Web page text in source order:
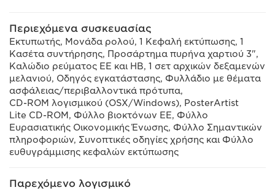
Περιεχόμενα συσκευασίας
Εκτυπωτής, Μονάδα ρολού, 1 Κεφαλή εκτύπωσης, 1
Κασέτα συντήρησης, Προσάρτημα πυρήνα χαρτιού 3",
Καλώδιο ρεύματος ΕΕ και ΗΒ, 1 σετ αρχικών δεξαμενών
μελανιού, Οδηγός εγκατάστασης, Φυλλάδιο με θέματα
ασφάλειας/περιβαλλοντικά πρότυπα,
CD-ROM λογισμικού (OSX/Windows), PosterArtist
Lite CD-ROM, Φύλλο βιοκτόνων ΕΕ, Φύλλο
Ευρασιατικής Οικονομικής Ένωσης, Φύλλο Σημαντικών
πληροφοριών, Συνοπτικές οδηγίες χρήσης και Φύλλο
ευθυγράμμισης κεφαλών εκτύπωσης
Παρεχόμενο λογισμικό